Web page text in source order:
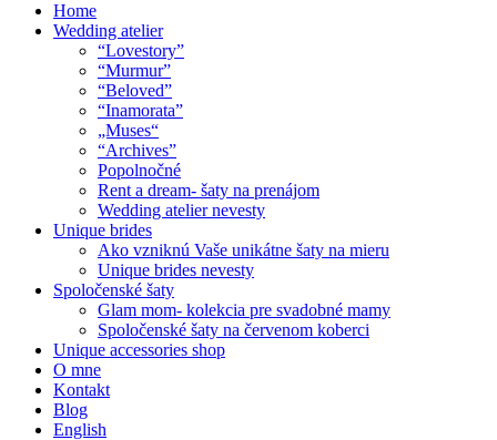
Home
Wedding atelier
“Lovestory”
“Murmur”
“Beloved”
“Inamorata”
„Muses“
“Archives”
Popolnočné
Rent a dream- šaty na prenájom
Wedding atelier nevesty
Unique brides
Ako vzniknú Vaše unikátne šaty na mieru
Unique brides nevesty
Spoločenské šaty
Glam mom- kolekcia pre svadobné mamy
Spoločenské šaty na červenom koberci
Unique accessories shop
O mne
Kontakt
Blog
English